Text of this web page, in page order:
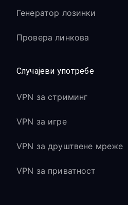
Генератор лозинки
Провера линкова
Случајеви употребе
VPN за стриминг
VPN за игре
VPN за друштвене мреже
VPN за приватност